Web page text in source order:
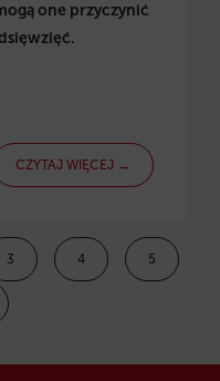
one przyczynić
CZYTAJ WIĘCEJ →
3 4 5